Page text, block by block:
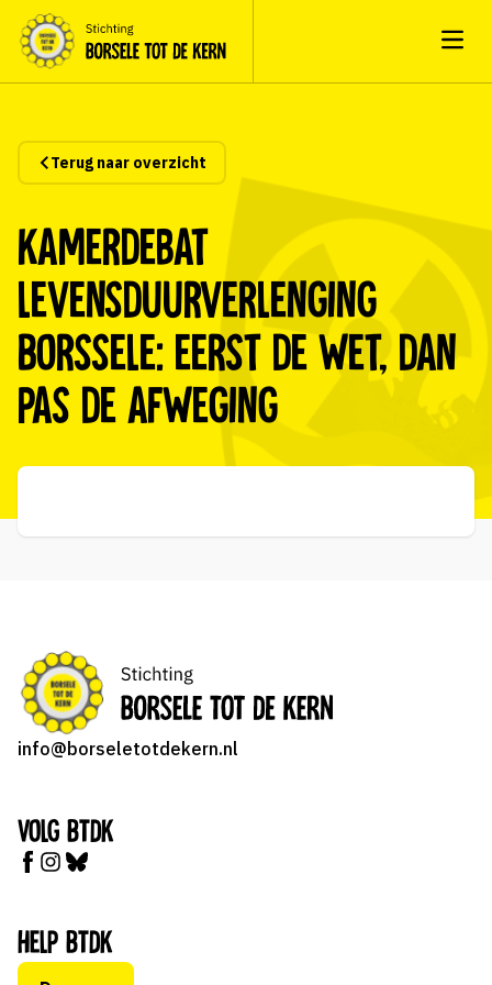
Terug naar overzicht
Kamerdebat
levensduurverlenging
Borssele: eerst de wet, dan
pas de afweging
info@borseletotdekern.nl
Volg BTDK
Help BTDK